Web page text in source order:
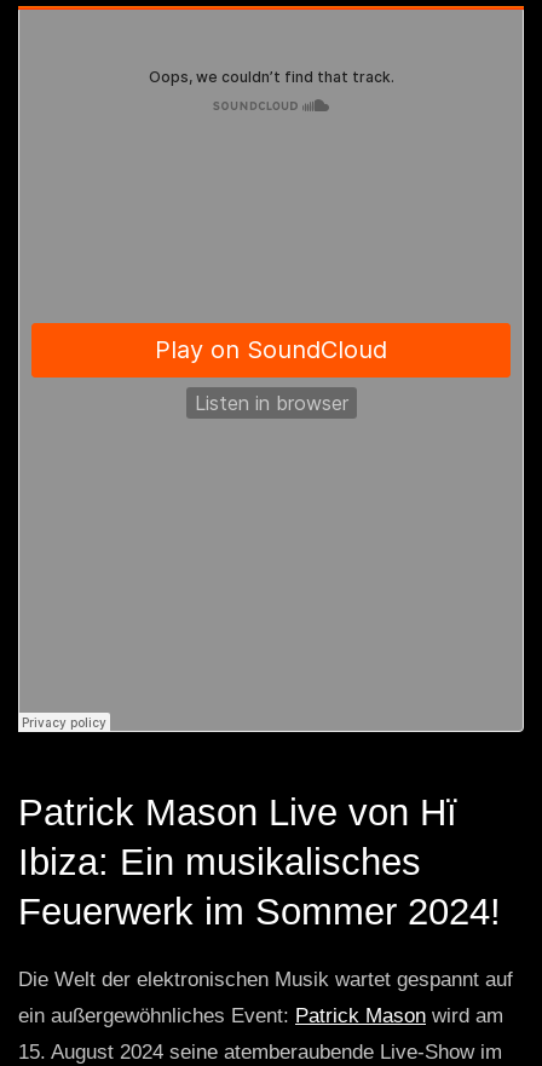
Patrick Mason Live von Hï
Ibiza: Ein musikalisches
Feuerwerk im Sommer 2024!
Die Welt der elektronischen Musik wartet gespannt auf
ein außergewöhnliches Event: Patrick Mason wird am
15. August 2024 seine atemberaubende Live-Show im